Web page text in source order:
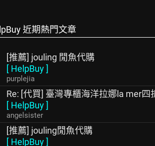
近期熱門文章
[推薦] jouling 閒魚代購
[ HelpBuy]
purplejia
Re: [代買] 臺灣專櫃海洋拉娜la mer四
[ HelpBuy]
angelsister
[推薦] jouling閒魚代購
[ HelpBuy]